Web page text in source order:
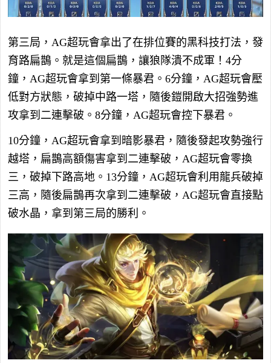
第三局，AG超玩會拿出了在排位賽的黑科技打法，發
育路扁鵲。就是這個扁鵲，讓狼隊潰不成軍！4分
鐘，AG超玩會拿到第一條暴君。6分鐘，AG超玩會壓
低對方狀態，破掉中路一塔，隨後鎧開啟大招強勢進
攻拿到二連擊破。8分鐘，AG超玩會控下暴君。
10分鐘，AG超玩會拿到暗影暴君，隨後發起攻勢強行
越塔，扁鵲高額傷害拿到二連擊破，AG超玩會零換
三，破掉下路高地。13分鐘，AG超玩會利用龍兵破掉
三高，隨後扁鵲再次拿到二連擊破，AG超玩會直接點
破水晶，拿到第三局的勝利。